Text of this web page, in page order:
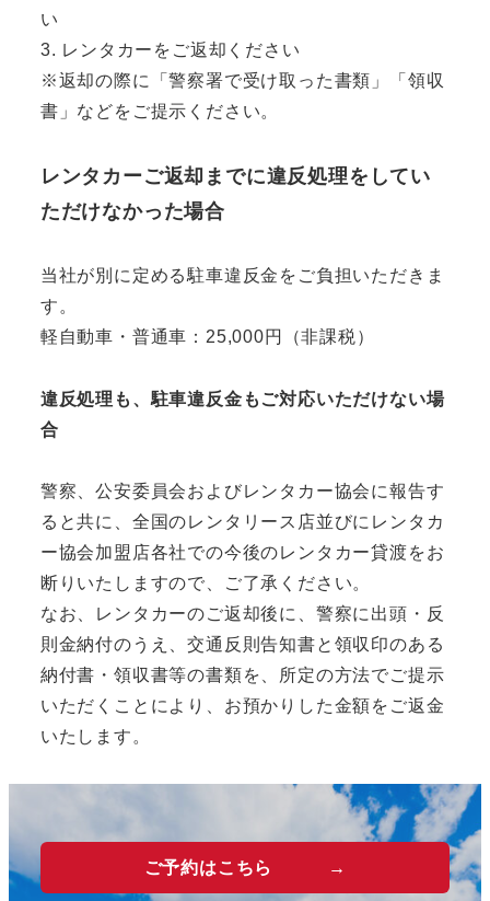
い
3. レンタカーをご返却ください
※返却の際に「警察署で受け取った書類」「領収
書」などをご提示ください。
レンタカーご返却までに違反処理をしてい
ただけなかった場合
当社が別に定める駐車違反金をご負担いただきま
す。
軽自動車・普通車：25,000円（非課税）
違反処理も、駐車違反金もご対応いただけない場
合
警察、公安委員会およびレンタカー協会に報告す
ると共に、全国のレンタリース店並びにレンタカ
ー協会加盟店各社での今後のレンタカー貸渡をお
断りいたしますので、ご了承ください。
なお、レンタカーのご返却後に、警察に出頭・反
則金納付のうえ、交通反則告知書と領収印のある
納付書・領収書等の書類を、所定の方法でご提示
いただくことにより、お預かりした金額をご返金
いたします。
ご予約はこちら →